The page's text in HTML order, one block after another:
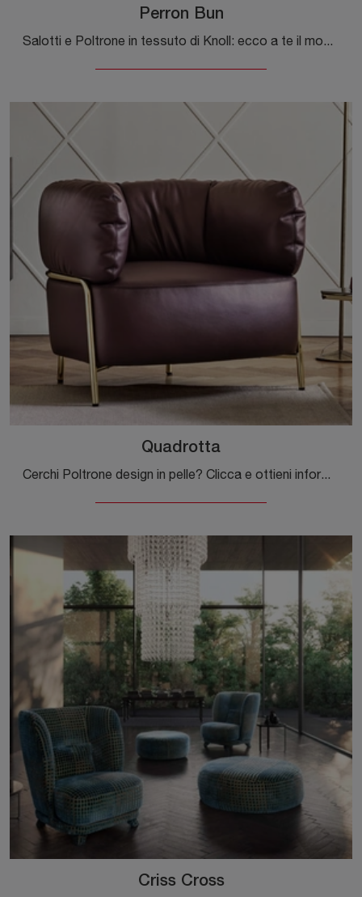
Perron Bun
Salotti e Poltrone in tessuto di Knoll: ecco a te il modello Perron Bun in tessuto per valorizzare i tuoi spazi.
Quadrotta
Cerchi Poltrone design in pelle? Clicca e ottieni informazioni sul modello Quadrotta di Calligaris.
Criss Cross